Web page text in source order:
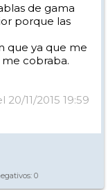
de gama
porque las
que ya que me
cobraba.
11/2015 19:59
0